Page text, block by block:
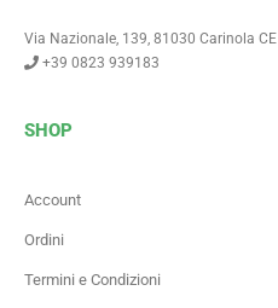
Via Nazionale, 139, 81030 Carinola CE
+39 0823 939183
SHOP
Account
Ordini
Termini e Condizioni